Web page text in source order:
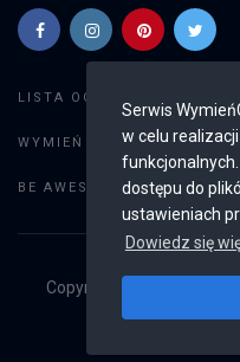
Serwis
w celu
dostępu do
ustawieniach
Dowiedz się
LISTA OGŁOSZEŃ:
WYMIEŃ GRY: Dodaj
BE AWESOME: Weryfikacja
Copyright © 2019 - 2026